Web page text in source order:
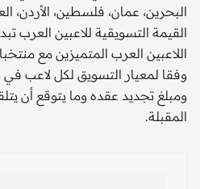
البحرين، عمان، فلسطين، الأردن،
القيمة التسويقية للاعبين العرب
اللاعبين العرب المتميزين مع
وفقا لمعيار التسويق لكل لاعب في
ومبلغ تجديد عقده وما يتوقع أن
المقبلة.